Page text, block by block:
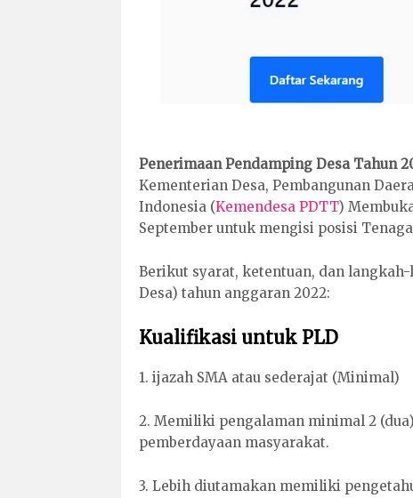
Penerimaan Pendamping Desa Tahun
Kementerian Desa, Pembangunan
Indonesia (Kemendesa PDTT)
September untuk mengisi posisi
Berikut syarat, ketentuan, dan
Desa) tahun anggaran 2022:
Kualifikasi untuk PLD
1. ijazah SMA atau sederajat (Minimal)
2. Memiliki pengalaman minimal 2
pemberdayaan masyarakat.
3. Lebih diutamakan memiliki